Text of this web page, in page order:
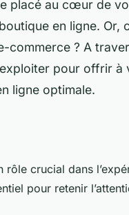
placé au cœur de
en ligne. Or,
commerce ? A
pour offrir à
ligne optimale.
crucial dans
pour retenir